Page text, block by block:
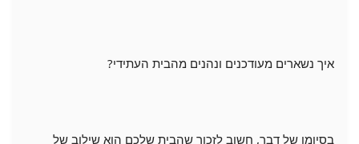
איך נשארים מעודכנים ונהנים מהבית העתידי?
בסיומו של דבר, חשוב לזכור שהבית שלכם הוא שילוב של